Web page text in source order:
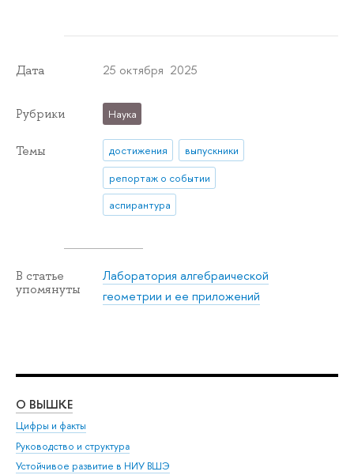
Дата 25 октября 2025
Рубрики Наука
Темы достижения
выпускники
репортаж о событии
аспирантура
В статье
упомянуты
Лаборатория алгебраической
геометрии и ее приложений
О ВЫШКЕ
Цифры и факты
Руководство и структура
Устойчивое развитие в НИУ ВШЭ